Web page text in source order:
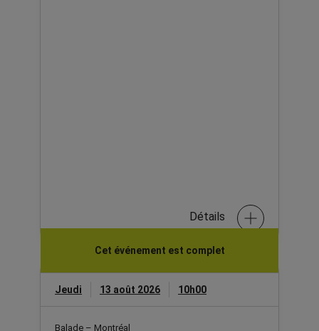
Détails
Cet événement est complet
Jeudi 13 août 2026 10h00
Balade – Montréal